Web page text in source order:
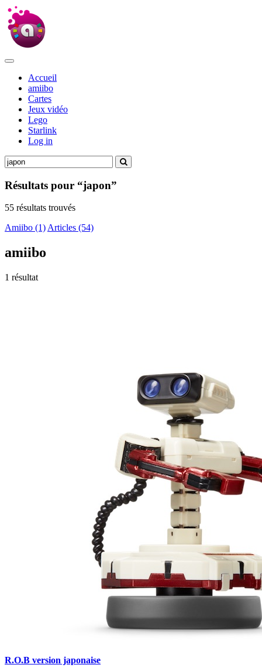
Accueil
amiibo
Cartes
Jeux vidéo
Lego
Starlink
Log in
Résultats pour “japon”
55 résultats trouvés
Amiibo (1)Articles (54)
amiibo
1 résultat
R.O.B version japonaise